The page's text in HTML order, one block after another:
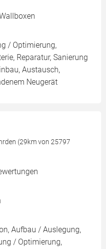
/ Optimierung,
Reparatur, Sanierung
Austausch,
Neugerät
(29km von 25797
Aufbau / Auslegung,
/ Optimierung,